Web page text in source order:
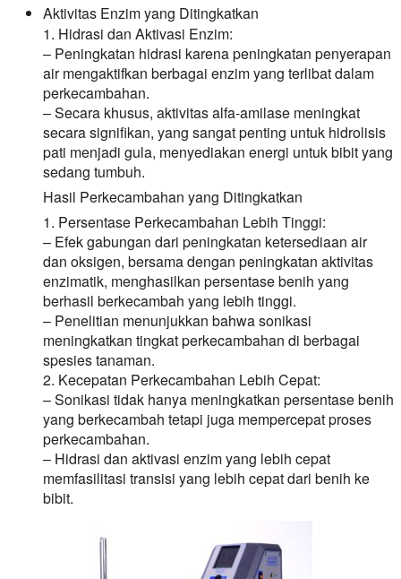
Aktivitas Enzim yang Ditingkatkan
1. Hidrasi dan Aktivasi Enzim:
– Peningkatan hidrasi karena peningkatan penyerapan
air mengaktifkan berbagai enzim yang terlibat dalam
perkecambahan.
– Secara khusus, aktivitas alfa-amilase meningkat
secara signifikan, yang sangat penting untuk hidrolisis
pati menjadi gula, menyediakan energi untuk bibit yang
sedang tumbuh.
Hasil Perkecambahan yang Ditingkatkan
1. Persentase Perkecambahan Lebih Tinggi:
– Efek gabungan dari peningkatan ketersediaan air
dan oksigen, bersama dengan peningkatan aktivitas
enzimatik, menghasilkan persentase benih yang
berhasil berkecambah yang lebih tinggi.
– Penelitian menunjukkan bahwa sonikasi
meningkatkan tingkat perkecambahan di berbagai
spesies tanaman.
2. Kecepatan Perkecambahan Lebih Cepat:
– Sonikasi tidak hanya meningkatkan persentase benih
yang berkecambah tetapi juga mempercepat proses
perkecambahan.
– Hidrasi dan aktivasi enzim yang lebih cepat
memfasilitasi transisi yang lebih cepat dari benih ke
bibit.